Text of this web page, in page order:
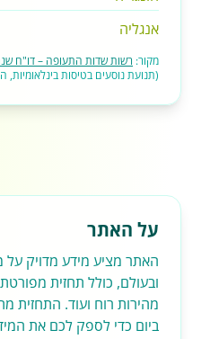
אנגליה
מקור: רשות שדות התעופה – דו"ח שנתי 2025, נמל התעופה בן-
(תנועת נוסעים בטיסות בינלאומיות,
על האתר
האתר מציע מידע מדויק על
ובעולם, כולל תחזית
מהירות רוח ועוד.
ביום כדי לספק לכם את